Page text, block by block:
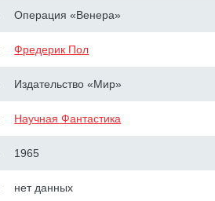
Операция «Венера»
Фредерик Пол
Издательство «Мир»
Научная Фантастика
1965
нет данных